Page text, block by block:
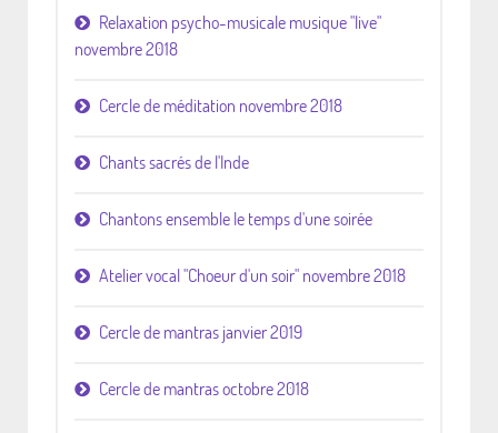
Relaxation psycho-musicale musique "live"
novembre 2018
Cercle de méditation novembre 2018
Chants sacrés de l'Inde
Chantons ensemble le temps d'une soirée
Atelier vocal "Choeur d'un soir" novembre 2018
Cercle de mantras janvier 2019
Cercle de mantras octobre 2018